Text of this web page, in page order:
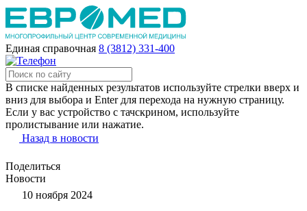
Единая справочная 8 (3812) 331-400
В списке найденных результатов используйте стрелки вверх и
вниз для выбора и Enter для перехода на нужную страницу.
Если у вас устройство с тачскрином, используйте
пролистывание или нажатие.
Назад в новости
Поделиться
Новости
10 ноября 2024